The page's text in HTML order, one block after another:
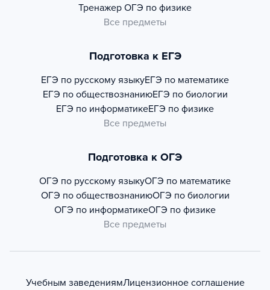
Тренажер ОГЭ по физике
Все предметы
Подготовка к ЕГЭ
ЕГЭ по русскому языкуЕГЭ по математике
ЕГЭ по обществознаниюЕГЭ по биологии
ЕГЭ по информатикеЕГЭ по физике
Все предметы
Подготовка к ОГЭ
ОГЭ по русскому языкуОГЭ по математике
ОГЭ по обществознаниюОГЭ по биологии
ОГЭ по информатикеОГЭ по физике
Все предметы
Учебным заведениямЛицензионное соглашение